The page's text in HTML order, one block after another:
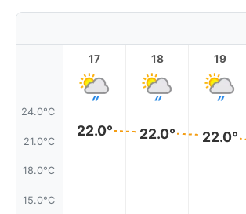
24.0°C
21.0°C
18.0°C
15.0°C
17
22.0°
18
22.0°
19
22.0°